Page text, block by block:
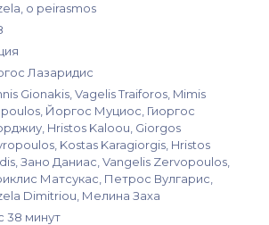
o peirasmos
Лазаридис
Gionakis, Vagelis Traiforos, Mimis
Йоргос Муциос, Гиоргос
Hristos Kaloou, Giorgos
Kostas Karagiorgis, Hristos
Зано Даниас, Vangelis Zervopoulos,
Матсукас, Петрос Вулгарис,
Dimitriou, Мелина Заха
38 минут